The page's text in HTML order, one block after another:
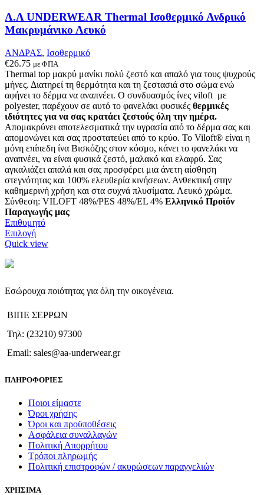
στη
σελίδα
του
Α.A UNDERWEAR Thermal Ισοθερμικό Ανδρικό
Μακρυμάνικο Λευκό
ΑΝΔΡΑΣ, Ισοθερμικό
€26.75 με ΦΠΑ
Thermal top μακρύ μανίκι πολύ ζεστό και απαλό για τους ψυχρούς
μήνες. Διατηρεί τη θερμότητα και τη ζεστασιά στο σώμα ενώ
αφήνει το δέρμα να αναπνέει. Ο συνδυασμός ίνες viloft με
polyester, παρέχουν σε αυτό το φανελάκι φυσικές θερμικές
ιδιότητες για να σας κρατάει ζεστούς όλη την ημέρα.
Απομακρύνει αποτελεσματικά την υγρασία από το δέρμα σας και
απομονώνει και σας προστατεύει από το κρύο. Το Viloft® είναι η
μόνη επίπεδη ίνα Βισκόζης στον κόσμο, κάνει το φανελάκι να
αναπνέει, να είναι φυσικά ζεστό, μαλακό και ελαφρύ. Σας
αγκαλιάζει απαλά και σας προσφέρει μια άνετη αίσθηση
στεγνότητας και 100% ελευθερία κινήσεων. Ανθεκτική στην
καθημερινή χρήση και στα συχνά πλυσίματα. Λευκό χρώμα.
Σύνθεση: VILOFT 48%/PES 48%/EL 4% Ελληνικό Προϊόν
Παραγωγής μας
Επιθυμητό
ΕπιλογήΑυτό
το
παραλλαγές.
Οι
μπορούν
επιλεγούν
στη
σελίδα
προϊόντος
Quick view
Εσώρουχα ποιότητας για όλη την οικογένεια.
ΒΙΠΕ ΣΕΡΡΩΝ
Τηλ: (23210) 97300
Email: sales@aa-underwear.gr
ΠΛΗΡΟΦΟΡΙΕΣ
Ποιοι είμαστε
Όροι χρήσης
Όροι και προϋποθέσεις
Ασφάλεια συναλλαγών
Πολιτική Απορρήτου
Τρόποι πληρωμής
Πολιτική επιστροφών / ακυρώσεων παραγγελιών
ΧΡΗΣΙΜΑ